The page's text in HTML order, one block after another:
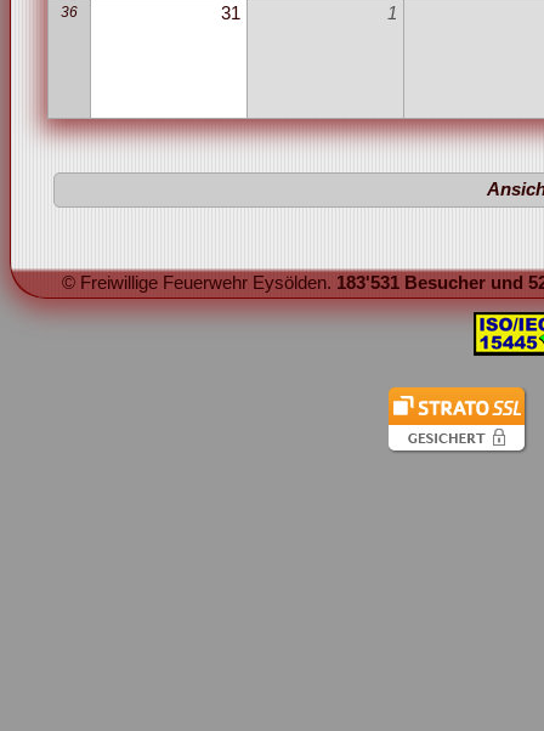
36 31 1
© Freiwillige Feuerwehr Eysölden. 183'531 Besucher und